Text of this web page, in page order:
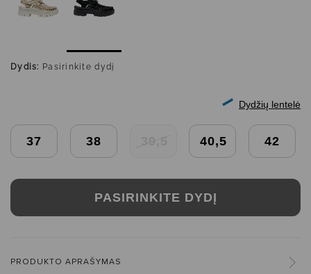
Dydis: Pasirinkite dydį
Dydžių lentelė
37 38 40,5 42
PASIRINKITE DYDĮ
PRODUKTO APRAŠYMAS